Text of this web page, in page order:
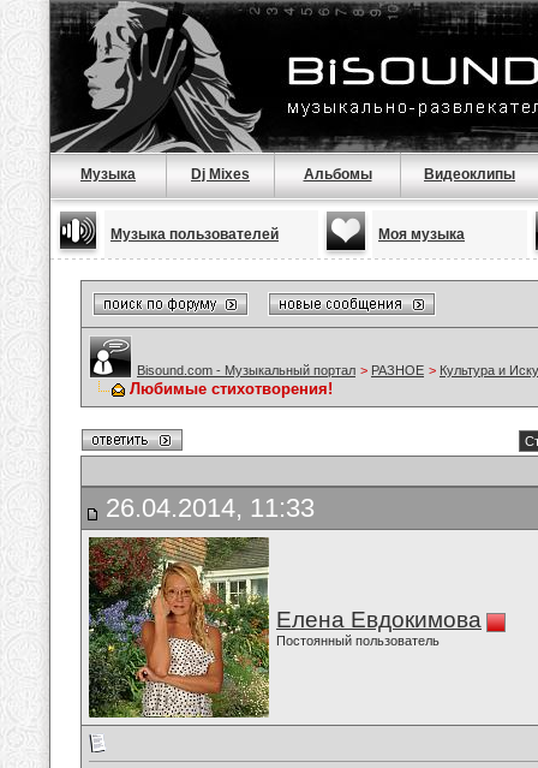
Музыка Dj Mixes Альбомы Видеоклипы
Музыка пользователей Моя музыка
Bisound.com - Музыкальный портал > РАЗНОЕ > Культура и
Любимые стихотворения!
26.04.2014, 11:33
Елена Евдокимова
Постоянный пользователь